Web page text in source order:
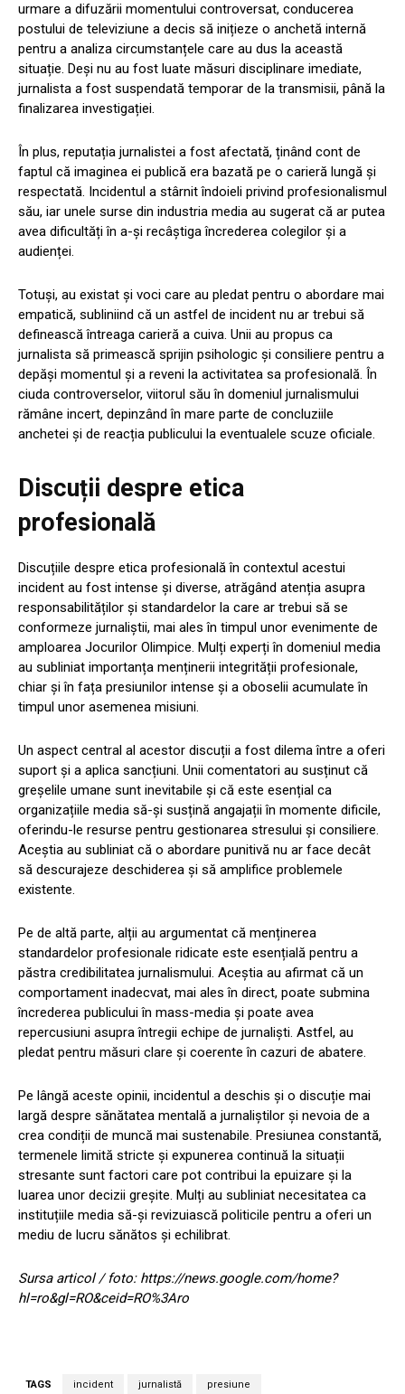
urmare a difuzării momentului controversat, conducerea
postului de televiziune a decis să inițieze o anchetă internă
pentru a analiza circumstanțele care au dus la această
situație. Deși nu au fost luate măsuri disciplinare imediate,
jurnalista a fost suspendată temporar de la transmisii, până la
finalizarea investigației.
În plus, reputația jurnalistei a fost afectată, ținând cont de
faptul că imaginea ei publică era bazată pe o carieră lungă și
respectată. Incidentul a stârnit îndoieli privind profesionalismul
său, iar unele surse din industria media au sugerat că ar putea
avea dificultăți în a-și recâștiga încrederea colegilor și a
audienței.
Totuși, au existat și voci care au pledat pentru o abordare mai
empatică, subliniind că un astfel de incident nu ar trebui să
definească întreaga carieră a cuiva. Unii au propus ca
jurnalista să primească sprijin psihologic și consiliere pentru a
depăși momentul și a reveni la activitatea sa profesională. În
ciuda controverselor, viitorul său în domeniul jurnalismului
rămâne incert, depinzând în mare parte de concluziile
anchetei și de reacția publicului la eventualele scuze oficiale.
Discuții despre etica
profesională
Discuțiile despre etica profesională în contextul acestui
incident au fost intense și diverse, atrăgând atenția asupra
responsabilităților și standardelor la care ar trebui să se
conformeze jurnaliștii, mai ales în timpul unor evenimente de
amploarea Jocurilor Olimpice. Mulți experți în domeniul media
au subliniat importanța menținerii integrității profesionale,
chiar și în fața presiunilor intense și a oboselii acumulate în
timpul unor asemenea misiuni.
Un aspect central al acestor discuții a fost dilema între a oferi
suport și a aplica sancțiuni. Unii comentatori au susținut că
greșelile umane sunt inevitabile și că este esențial ca
organizațiile media să-și susțină angajații în momente dificile,
oferindu-le resurse pentru gestionarea stresului și consiliere.
Aceștia au subliniat că o abordare punitivă nu ar face decât
să descurajeze deschiderea și să amplifice problemele
existente.
Pe de altă parte, alții au argumentat că menținerea
standardelor profesionale ridicate este esențială pentru a
păstra credibilitatea jurnalismului. Aceștia au afirmat că un
comportament inadecvat, mai ales în direct, poate submina
încrederea publicului în mass-media și poate avea
repercusiuni asupra întregii echipe de jurnaliști. Astfel, au
pledat pentru măsuri clare și coerente în cazuri de abatere.
Pe lângă aceste opinii, incidentul a deschis și o discuție mai
largă despre sănătatea mentală a jurnaliștilor și nevoia de a
crea condiții de muncă mai sustenabile. Presiunea constantă,
termenele limită stricte și expunerea continuă la situații
stresante sunt factori care pot contribui la epuizare și la
luarea unor decizii greșite. Mulți au subliniat necesitatea ca
instituțiile media să-și revizuiască politicile pentru a oferi un
mediu de lucru sănătos și echilibrat.
Sursa articol / foto: https://news.google.com/home?
hl=ro&gl=RO&ceid=RO%3Aro
TAGS incident jurnalistă presiune